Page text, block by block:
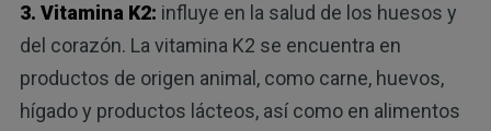
3. Vitamina K2: influye en la salud de los huesos y
del corazón. La vitamina K2 se encuentra en
productos de origen animal, como carne, huevos,
hígado y productos lácteos, así como en alimentos